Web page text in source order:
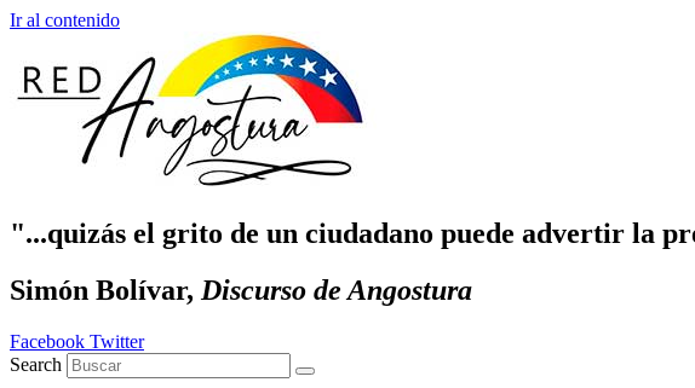
Ir al contenido
"...quizás el grito de un ciudadano puede advertir la
Simón Bolívar, Discurso de Angostura
Facebook Twitter
Search